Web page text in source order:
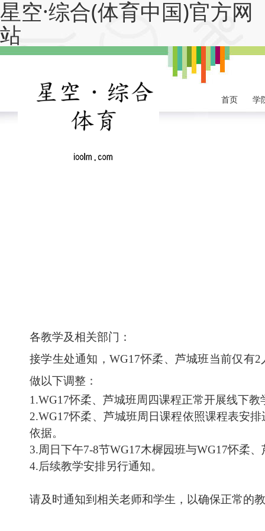
星空·综合(体育中国)官方网
站
首页 学
各教学及相关部门：
接学生处通知，WG17怀柔、芦城班当前仅有2
做以下调整：
1.WG17怀柔、芦城班周四课程正常开展线下教学
2.WG17怀柔、芦城班周日课程依照课程表安
依据。
3.周日下午7-8节WG17木樨园班与WG17怀柔
4.后续教学安排另行通知。
请及时通知到相关老师和学生，以确保正常的教